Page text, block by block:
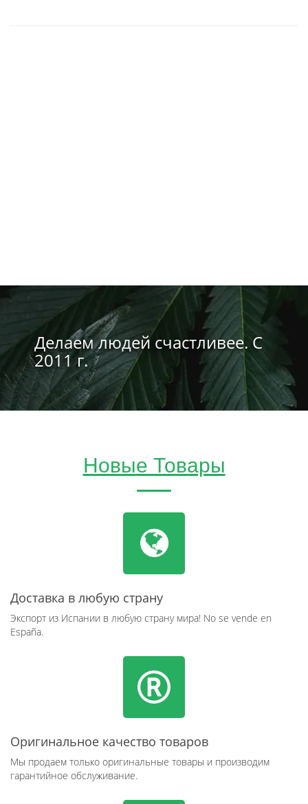
Делаем людей счастливее. С
2011 г.
Новые Товары
Доставка в любую страну
Экспорт из Испании в любую страну мира! No se vende en
España.
Оригинальное качество товаров
Мы продаем только оригинальные товары и производим
гарантийное обслуживание.